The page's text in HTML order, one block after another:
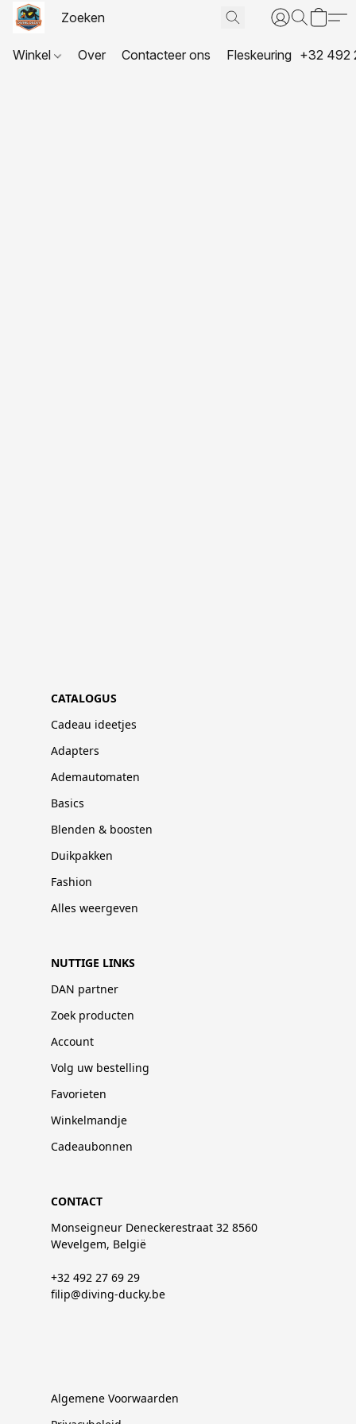
Winkel Over Contacteer ons Fleskeuring +32 492
CATALOGUS
Cadeau ideetjes
Adapters
Ademautomaten
Basics
Blenden & boosten
Duikpakken
Fashion
Alles weergeven
NUTTIGE LINKS
DAN partner
Zoek producten
Account
Volg uw bestelling
Favorieten
Winkelmandje
Cadeaubonnen
CONTACT
Monseigneur Deneckerestraat 32 8560
Wevelgem, België
+32 492 27 69 29
filip@diving-ducky.be
Algemene Voorwaarden